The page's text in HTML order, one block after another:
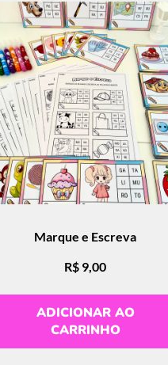
Marque e Escreva
R$ 9,00
ADICIONAR AO
CARRINHO